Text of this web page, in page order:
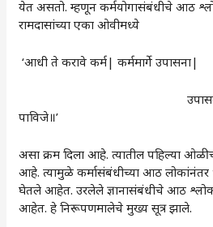
येत असतो. म्हणून कर्मयोगासंबंधीचे आठ
रामदासांच्या एका ओवीमध्ये
‌ ‘आधी ते करावे कर्म| कर्ममार्गे उपासना|
उपासका सापडे
पाविजे॥‌’
असा क्रम दिला आहे. त्यातील पहिल्या
आहे. त्यामुळे कर्मासंबंधीच्या आठ
घेतले आहेत. उरलेले ज्ञानासंबंधीचे आठ
आहेत. हे निरूपणमालेचे मुख्य सूत्र झाले.